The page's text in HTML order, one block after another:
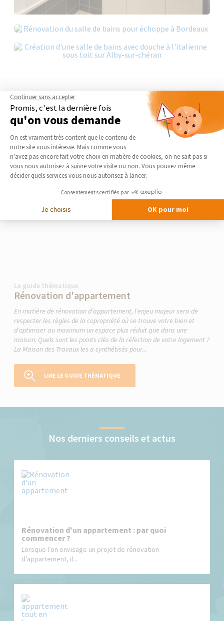
Le guide thématique
Rénovation d'appartement
En matière de rénovation d’appartement, l’enjeu majeur sera de
respecter les règles de la copropriété où se trouve votre bien et
d’optimiser au maximum un espace plus réduit que dans une
maison. Quels sont les points clés de la réfection de votre logement ?
La Maison des Travaux les a synthétisés pour...
LIRE LE GUIDE THÉMATIQUE
Nos derniers conseils et actus
Rénovation d'un appartement : par quoi
commencer ?
Lorsque l’on envisage un projet de rénovation
d’appartement, il...
Continuer sans accepter
Promis, c'est la dernière fois
qu'on vous demande
Plateforme de Gestion du
On est vraiment très content que le contenu de
notre site vous intéresse. Mais comme vous
n'avez pas encore fait votre choix en matière de cookies, on ne sait pas si
vous nous autorisez à suivre votre visite ou non. Vous pouvez même
décider quels services vous nous autorisez à lancer.
Consentements certifiés par
Je choisis OK pour moi
Axeptio consent